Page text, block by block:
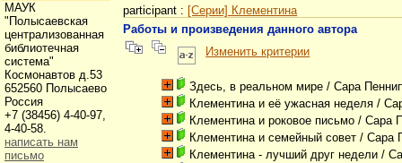
participant : [Серии] Клементина
Работы и произведения данного автора
Изменить критерии
Здесь, в реальном мире / Сара
Клементина и её ужасная неделя /
Клементина и роковое письмо / Сара
Клементина и семейный совет / Сара
Клементина - лучший друг недели /
МАУК
"Полысаевская
централизованная
библиотечная
система"
Космонавтов д.53
652560 Полысаево
Россия
+7 (38456) 4-40-97,
4-40-58.
написать нам
письмо